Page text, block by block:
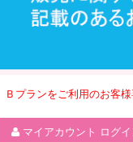
Ｂプランをご利用のお客様
マイアカウント ログイ